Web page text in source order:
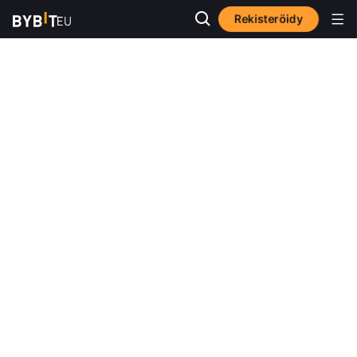
Rekisteröidy